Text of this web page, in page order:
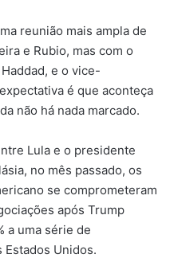
reunião mais ampla de
e Rubio, mas com o
e o vice-
é que aconteça
não há nada marcado.
Lula e o presidente
no mês passado, os
se comprometeram
após Trump
a uma série de
Unidos.